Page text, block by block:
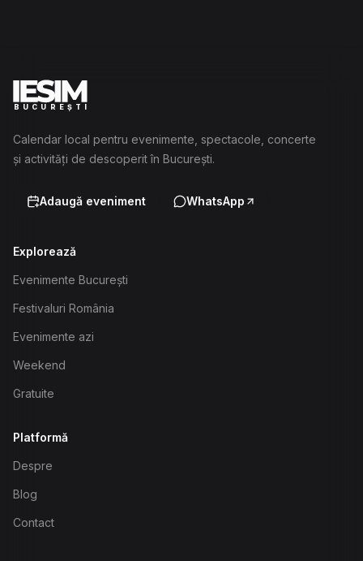
BUCUREȘTI
Calendar local pentru evenimente, spectacole, concerte
și activități de descoperit în București.
Adaugă eveniment WhatsApp
Explorează
Evenimente București
Festivaluri România
Evenimente azi
Weekend
Gratuite
Platformă
Despre
Blog
Contact